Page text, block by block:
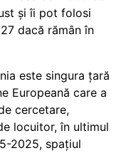
și îi pot folosi
dacă rămân în
este singura țară
Europeană care a
cercetare,
locuitor, în ultimul
2025, spațiul